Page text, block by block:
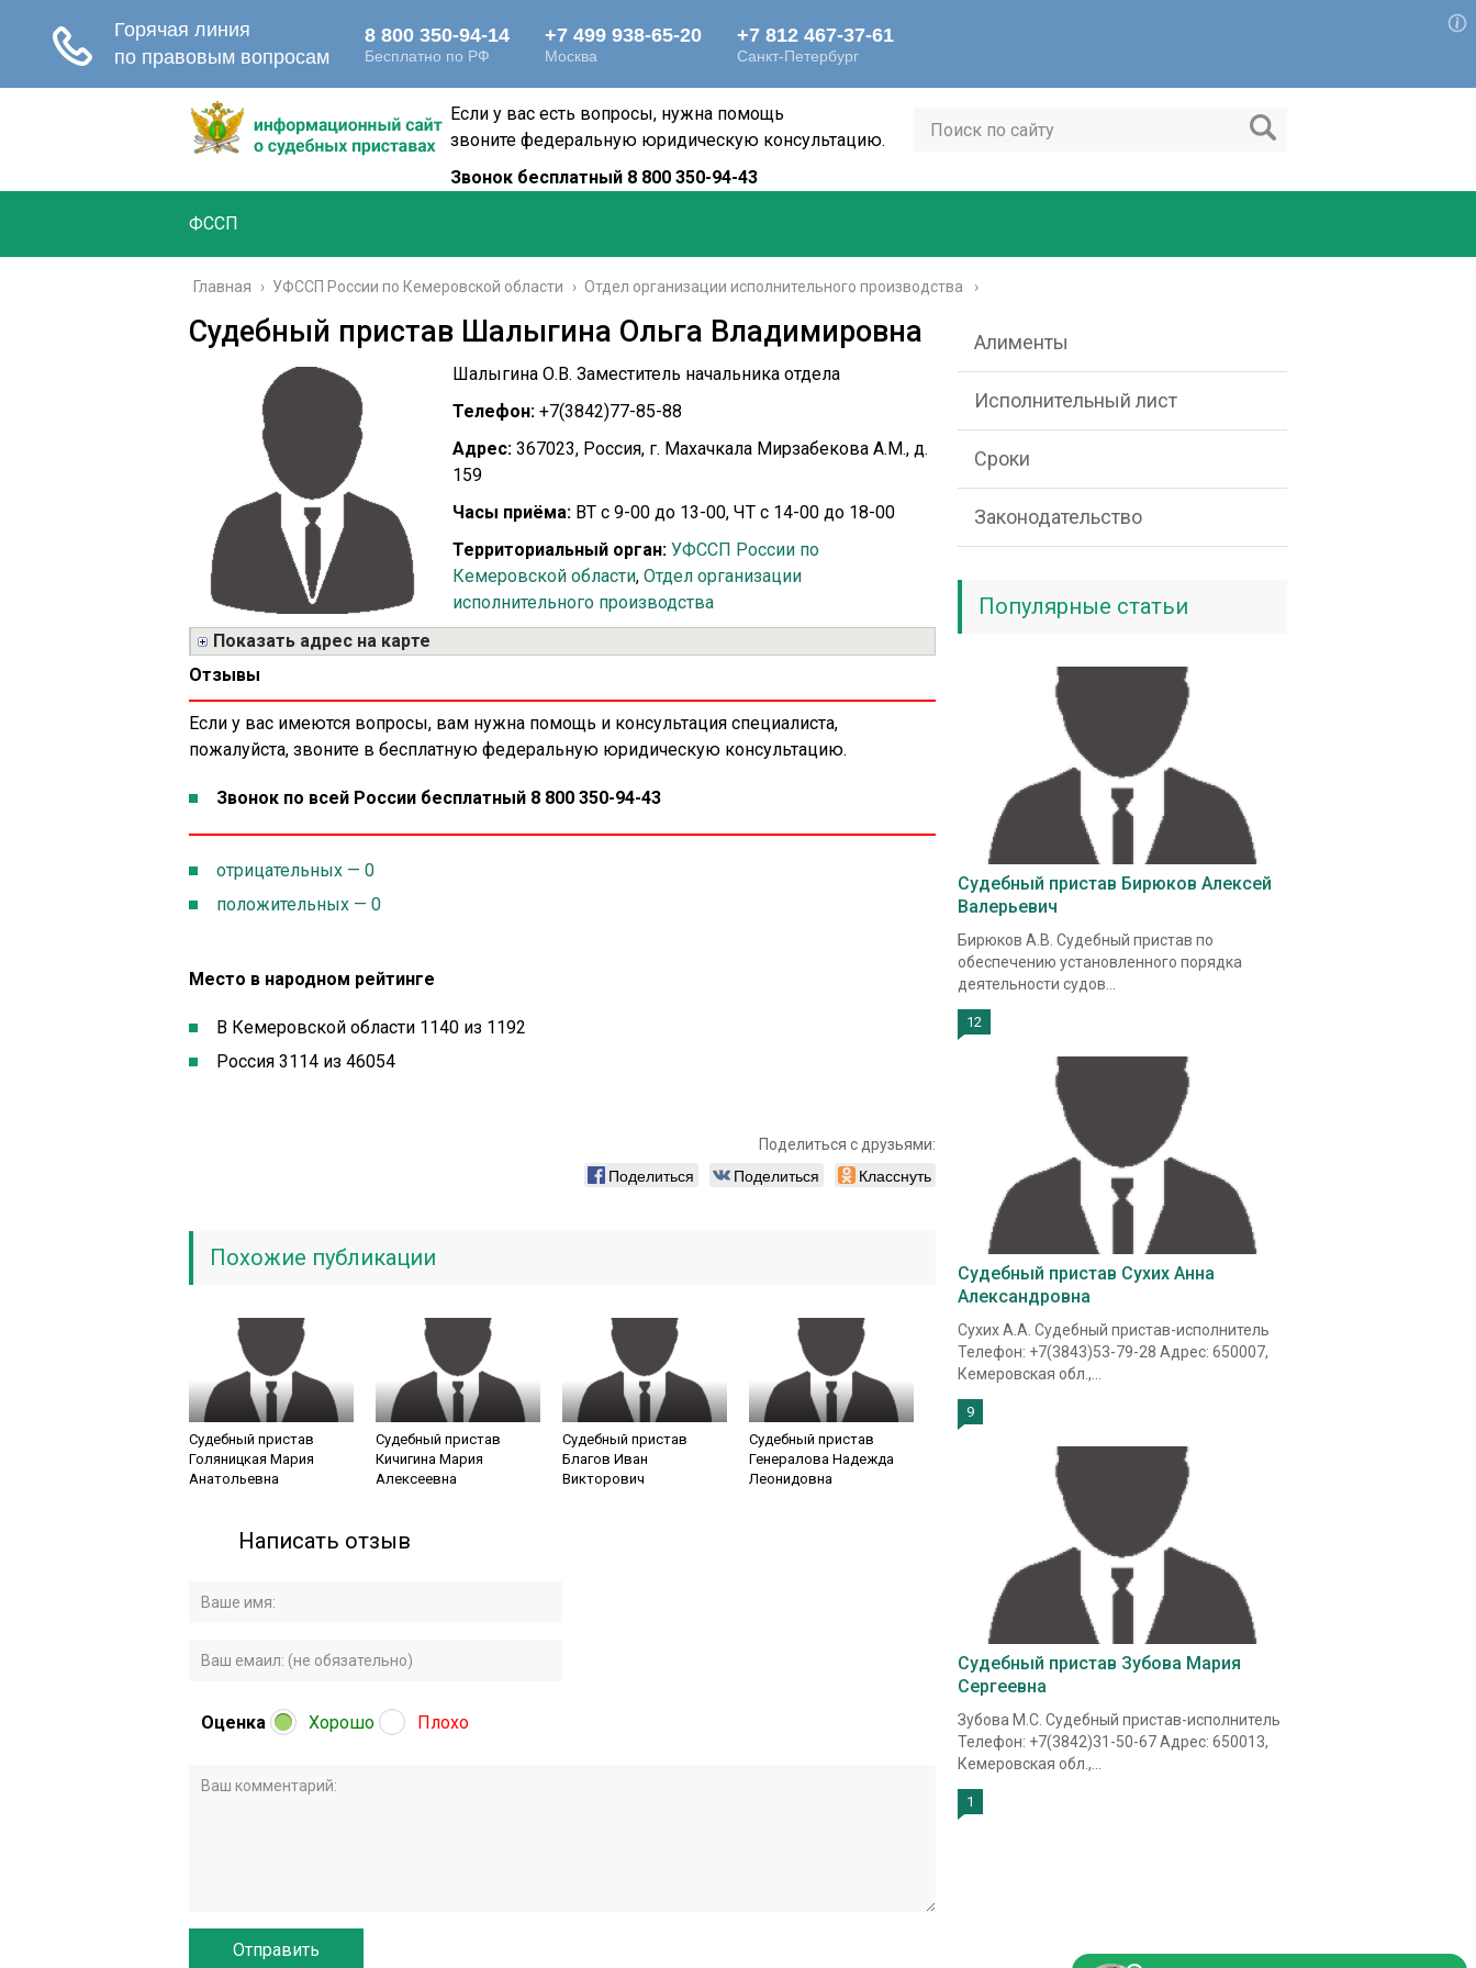
Если у вас есть вопросы, нужна помощь
звоните федеральную юридическую консультацию.
Звонок бесплатный 8 800 350-94-43
ФССП
Главная › УФССП России по Кемеровской области › Отдел организации исполнительного производства
Судебный пристав Шалыгина Ольга Владимировна
Шалыгина О.В. Заместитель начальника отдела
Телефон: +7(3842)77-85-88
Адрес: 367023, Россия, г. Махачкала Мирзабекова А.М., д.
159
Часы приёма: ВТ с 9-00 до 13-00, ЧТ с 14-00 до 18-00
Территориальный орган: УФССП России по
Кемеровской области, Отдел организации
исполнительного производства
Показать адрес на карте
Отзывы
Если у вас имеются вопросы, вам нужна помощь и консультация специалиста,
пожалуйста, звоните в бесплатную федеральную юридическую консультацию.
Звонок по всей России бесплатный 8 800 350-94-43
отрицательных — 0
положительных — 0
Место в народном рейтинге
В Кемеровской области 1140 из 1192
Россия 3114 из 46054
Поделиться с друзьями:
Поделиться Поделиться Класснуть
Похожие публикации
Судебный пристав
Голяницкая Мария
Анатольевна
Судебный пристав
Кичигина Мария
Алексеевна
Судебный пристав
Благов Иван
Викторович
Судебный пристав
Генералова Надежда
Леонидовна
Написать отзыв
Оценка Хорошо Плохо
Алименты
Исполнительный лист
Сроки
Законодательство
Популярные статьи
Судебный пристав Бирюков Алексей
Валерьевич
Бирюков А.В. Судебный пристав по
обеспечению установленного порядка
деятельности судов...
12
Судебный пристав Сухих Анна
Александровна
Сухих А.А. Судебный пристав-исполнитель
Телефон: +7(3843)53-79-28 Адрес: 650007,
Кемеровская обл.,...
9
Судебный пристав Зубова Мария
Сергеевна
Зубова М.С. Судебный пристав-исполнитель
Телефон: +7(3842)31-50-67 Адрес: 650013,
Кемеровская обл.,...
1